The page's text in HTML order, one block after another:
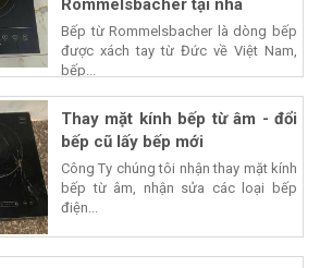
Rommelsbacher tại nhà
Bếp từ Rommelsbacher là dòng bếp
được xách tay từ Đức về Việt Nam,
bếp...
Thay mặt kính bếp từ âm - đổi
bếp cũ lấy bếp mới
Công Ty chúng tôi nhận thay mặt kính
bếp từ âm, nhận sửa các loại bếp
điện...